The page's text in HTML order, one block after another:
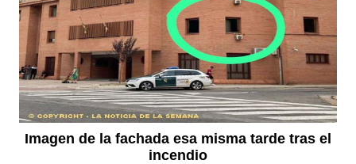
Imagen de la fachada esa misma tarde tras el
incendio